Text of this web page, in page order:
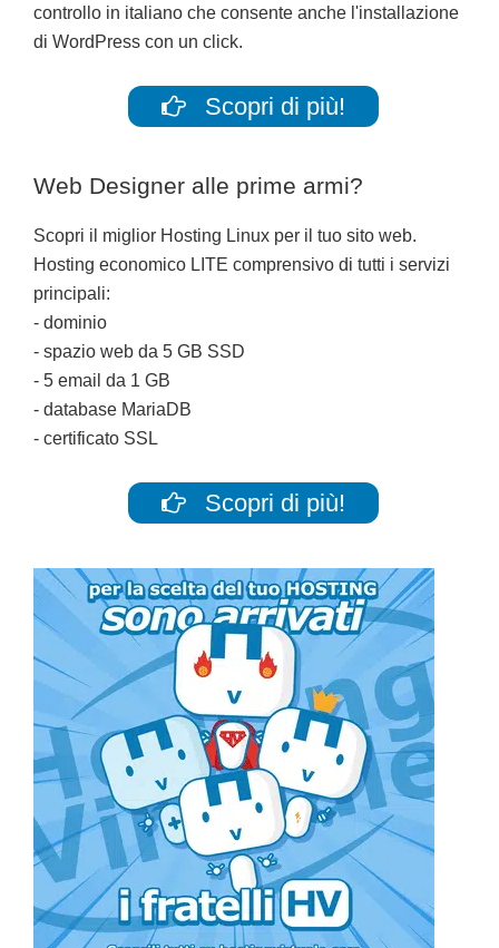
controllo in italiano che consente anche l'installazione
di WordPress con un click.
Scopri di più!
Web Designer alle prime armi?
Scopri il miglior Hosting Linux per il tuo sito web.
Hosting economico LITE comprensivo di tutti i servizi
principali:
- dominio
- spazio web da 5 GB SSD
- 5 email da 1 GB
- database MariaDB
- certificato SSL
Scopri di più!